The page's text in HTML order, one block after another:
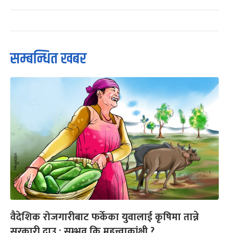
सम्बन्धित खबर
वैदेशिक रोजगारीबाट फर्केका युवालाई कृषिमा तान्ने